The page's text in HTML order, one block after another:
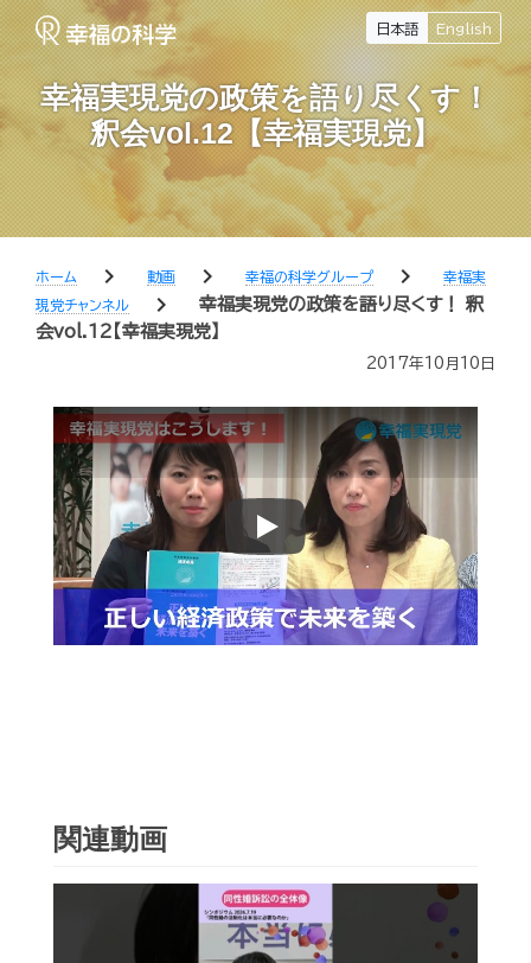
日本語 English
幸福実現党の政策を語り尽くす！
釈会vol.12【幸福実現党】
ホーム chevron_right 動画 chevron_right 幸福の科学グループ chevron_right
幸福実
現党チャンネル
chevron_right
幸福実現党の政策を語り尽くす！ 釈
会vol.12【幸福実現党】
2017年10月10日
Play
関連動画